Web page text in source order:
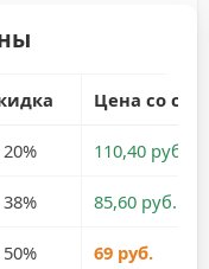
Цена со
20% 110,40 руб.
38% 85,60 руб.
50% 69 руб.